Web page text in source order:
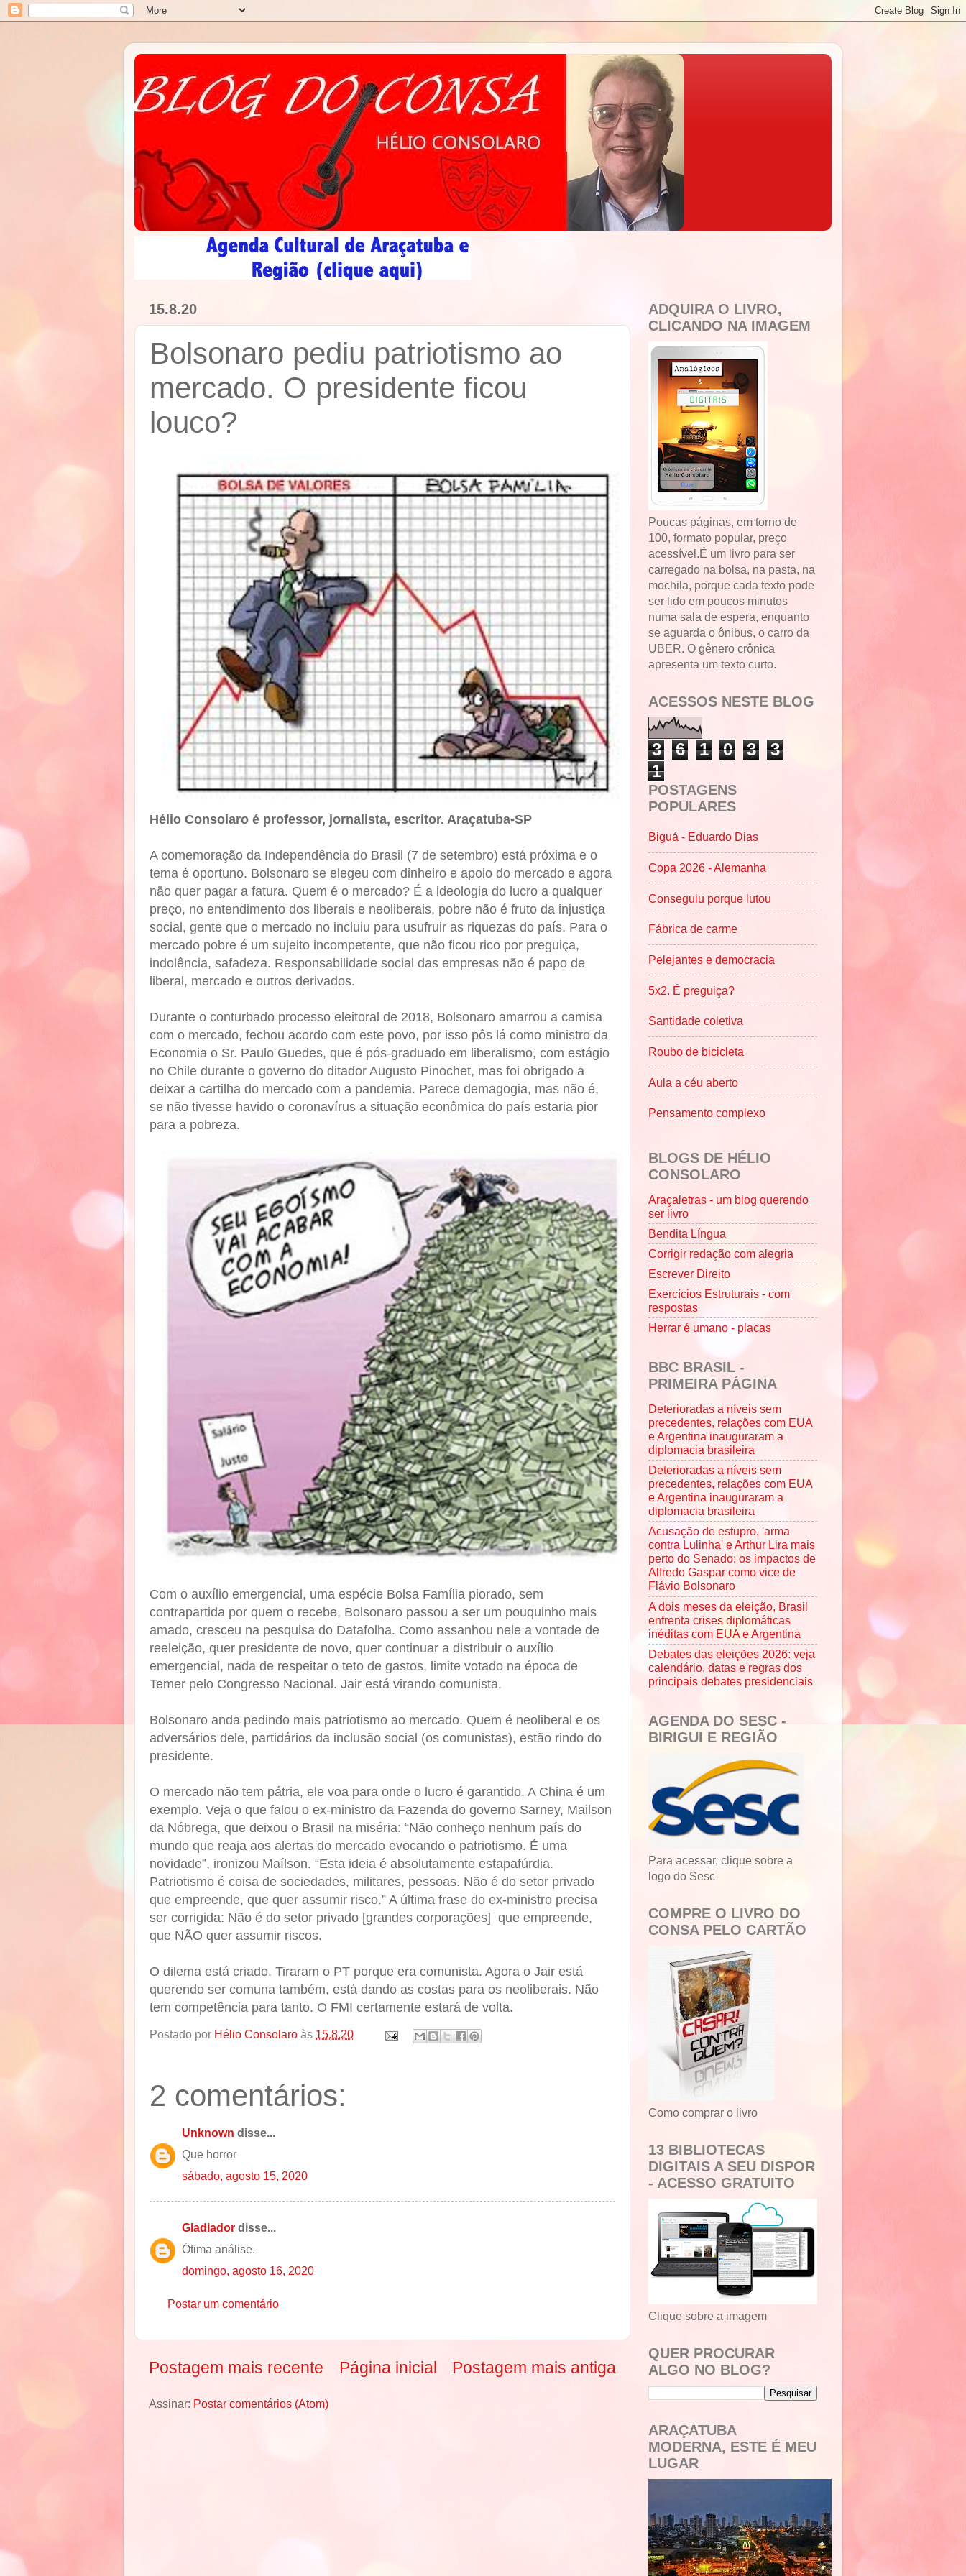
15.8.20
Bolsonaro pediu patriotismo ao
mercado. O presidente ficou
louco?
Hélio Consolaro é professor, jornalista, escritor. Araçatuba-SP
A comemoração da Independência do Brasil (7 de setembro) está próxima e o
tema é oportuno. Bolsonaro se elegeu com dinheiro e apoio do mercado e agora
não quer pagar a fatura. Quem é o mercado? É a ideologia do lucro a qualquer
preço, no entendimento dos liberais e neoliberais, pobre não é fruto da injustiça
social, gente que o mercado no incluiu para usufruir as riquezas do país. Para o
mercado pobre é um sujeito incompetente, que não ficou rico por preguiça,
indolência, safadeza. Responsabilidade social das empresas não é papo de
liberal, mercado e outros derivados.
Durante o conturbado processo eleitoral de 2018, Bolsonaro amarrou a camisa
com o mercado, fechou acordo com este povo, por isso pôs lá como ministro da
Economia o Sr. Paulo Guedes, que é pós-graduado em liberalismo, com estágio
no Chile durante o governo do ditador Augusto Pinochet, mas foi obrigado a
deixar a cartilha do mercado com a pandemia. Parece demagogia, mas não é,
se não tivesse havido o coronavírus a situação econômica do país estaria pior
para a pobreza.
Com o auxílio emergencial, uma espécie Bolsa Família piorado, sem
contrapartida por quem o recebe, Bolsonaro passou a ser um pouquinho mais
amado, cresceu na pesquisa do Datafolha. Como assanhou nele a vontade de
reeleição, quer presidente de novo, quer continuar a distribuir o auxílio
emergencial, nada de respeitar o teto de gastos, limite votado na época de
Temer pelo Congresso Nacional. Jair está virando comunista.
Bolsonaro anda pedindo mais patriotismo ao mercado. Quem é neoliberal e os
adversários dele, partidários da inclusão social (os comunistas), estão rindo do
presidente.
O mercado não tem pátria, ele voa para onde o lucro é garantido. A China é um
exemplo. Veja o que falou o ex-ministro da Fazenda do governo Sarney, Mailson
da Nóbrega, que deixou o Brasil na miséria: “Não conheço nenhum país do
mundo que reaja aos alertas do mercado evocando o patriotismo. É uma
novidade”, ironizou Maílson. “Esta ideia é absolutamente estapafúrdia.
Patriotismo é coisa de sociedades, militares, pessoas. Não é do setor privado
que empreende, que quer assumir risco.” A última frase do ex-ministro precisa
ser corrigida: Não é do setor privado [grandes corporações] que empreende,
que NÃO quer assumir riscos.
O dilema está criado. Tiraram o PT porque era comunista. Agora o Jair está
querendo ser comuna também, está dando as costas para os neoliberais. Não
tem competência para tanto. O FMI certamente estará de volta.
Postado por Hélio Consolaro às 15.8.20
2 comentários:
Unknown disse...
Que horror
sábado, agosto 15, 2020
Gladiador disse...
Ótima análise.
domingo, agosto 16, 2020
Postar um comentário
Postagem mais recente Postagem mais antiga
Página inicial
Assinar: Postar comentários (Atom)
ADQUIRA O LIVRO,
CLICANDO NA IMAGEM
Poucas páginas, em torno de
100, formato popular, preço
acessível.É um livro para ser
carregado na bolsa, na pasta, na
mochila, porque cada texto pode
ser lido em poucos minutos
numa sala de espera, enquanto
se aguarda o ônibus, o carro da
UBER. O gênero crônica
apresenta um texto curto.
ACESSOS NESTE BLOG
3 6 1 0 3
3
1
POSTAGENS
POPULARES
Biguá - Eduardo Dias
Copa 2026 - Alemanha
Conseguiu porque lutou
Fábrica de carme
Pelejantes e democracia
5x2. É preguiça?
Santidade coletiva
Roubo de bicicleta
Aula a céu aberto
Pensamento complexo
BLOGS DE HÉLIO
CONSOLARO
Araçaletras - um blog querendo
ser livro
Bendita Língua
Corrigir redação com alegria
Escrever Direito
Exercícios Estruturais - com
respostas
Herrar é umano - placas
BBC BRASIL -
PRIMEIRA PÁGINA
Deterioradas a níveis sem
precedentes, relações com EUA
e Argentina inauguraram a
diplomacia brasileira
Deterioradas a níveis sem
precedentes, relações com EUA
e Argentina inauguraram a
diplomacia brasileira
Acusação de estupro, 'arma
contra Lulinha' e Arthur Lira mais
perto do Senado: os impactos de
Alfredo Gaspar como vice de
Flávio Bolsonaro
A dois meses da eleição, Brasil
enfrenta crises diplomáticas
inéditas com EUA e Argentina
Debates das eleições 2026: veja
calendário, datas e regras dos
principais debates presidenciais
AGENDA DO SESC -
BIRIGUI E REGIÃO
Para acessar, clique sobre a
logo do Sesc
COMPRE O LIVRO DO
CONSA PELO CARTÃO
Como comprar o livro
13 BIBLIOTECAS
DIGITAIS A SEU DISPOR
- ACESSO GRATUITO
Clique sobre a imagem
QUER PROCURAR
ALGO NO BLOG?
ARAÇATUBA
MODERNA, ESTE É MEU
LUGAR